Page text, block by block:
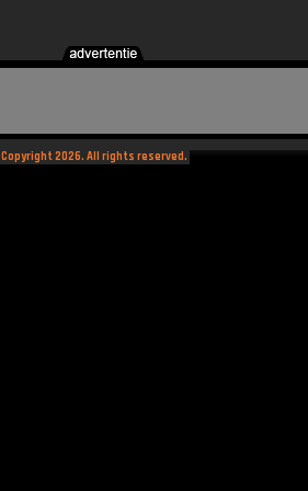
Copyright 2026. All rights reserved.